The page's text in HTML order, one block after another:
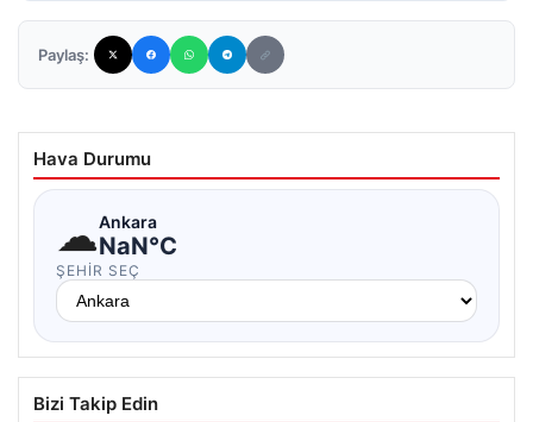
Paylaş:
Hava Durumu
☁Ankara
NaN°C
ŞEHIR SEÇ
Bizi Takip Edin